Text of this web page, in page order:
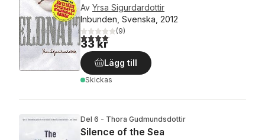
Av Yrsa Sigurdardottir
Inbunden, Svenska, 2012
4,1utav 5 stjärnor. Totalt antal röster:
(9)
33 kr
Lägg till
Skickas
Del 6 - Thora Gudmundsdottir
Silence of the Sea